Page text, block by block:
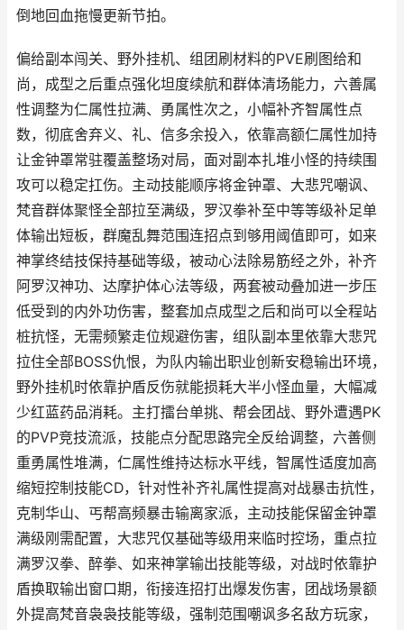
倒地回血拖慢更新节拍。
偏给副本闯关、野外挂机、组团刷材料的PVE刷图给和
尚，成型之后重点强化坦度续航和群体清场能力，六善属
性调整为仁属性拉满、勇属性次之，小幅补齐智属性点
数，彻底舍弃义、礼、信多余投入，依靠高额仁属性加持
让金钟罩常驻覆盖整场对局，面对副本扎堆小怪的持续围
攻可以稳定扛伤。主动技能顺序将金钟罩、大悲咒嘲讽、
梵音群体聚怪全部拉至满级，罗汉拳补至中等等级补足单
体输出短板，群魔乱舞范围连招点到够用阈值即可，如来
神掌终结技保持基础等级，被动心法除易筋经之外，补齐
阿罗汉神功、达摩护体心法等级，两套被动叠加进一步压
低受到的内外功伤害，整套加点成型之后和尚可以全程站
桩抗怪，无需频繁走位规避伤害，组队副本里依靠大悲咒
拉住全部BOSS仇恨，为队内输出职业创新安稳输出环境，
野外挂机时依靠护盾反伤就能损耗大半小怪血量，大幅减
少红蓝药品消耗。主打擂台单挑、帮会团战、野外遭遇PK
的PVP竞技流派，技能点分配思路完全反给调整，六善侧
重勇属性堆满，仁属性维持达标水平线，智属性适度加高
缩短控制技能CD，针对性补齐礼属性提高对战暴击抗性，
克制华山、丐帮高频暴击输离家派，主动技能保留金钟罩
满级刚需配置，大悲咒仅基础等级用来临时控场，重点拉
满罗汉拳、醉拳、如来神掌输出技能等级，对战时依靠护
盾换取输出窗口期，衔接连招打出爆发伤害，团战场景额
外提高梵音袅袅技能等级，强制范围嘲讽多名敌方玩家，